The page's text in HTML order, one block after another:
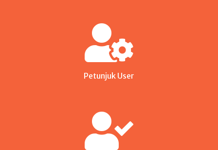
Petunjuk User